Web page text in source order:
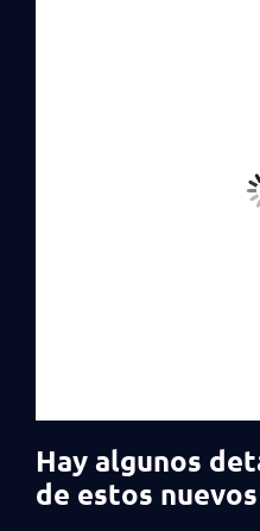
Hay algunos
de estos